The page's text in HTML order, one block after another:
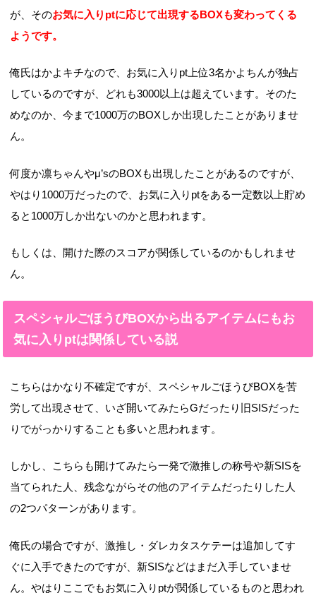
が、そのお気に入りptに応じて出現するBOXも変わってくる
ようです。
俺氏はかよキチなので、お気に入りpt上位3名かよちんが独占
しているのですが、どれも3000以上は超えています。そのた
めなのか、今まで1000万のBOXしか出現したことがありませ
ん。
何度か凛ちゃんやμ’sのBOXも出現したことがあるのですが、
やはり1000万だったので、お気に入りptをある一定数以上貯め
ると1000万しか出ないのかと思われます。
もしくは、開けた際のスコアが関係しているのかもしれませ
ん。
スペシャルごほうびBOXから出るアイテムにもお
気に入りptは関係している説
こちらはかなり不確定ですが、スペシャルごほうびBOXを苦
労して出現させて、いざ開いてみたらGだったり旧SISだった
りでがっかりすることも多いと思われます。
しかし、こちらも開けてみたら一発で激推しの称号や新SISを
当てられた人、残念ながらその他のアイテムだったりした人
の2つパターンがあります。
俺氏の場合ですが、激推し・ダレカタスケテーは追加してす
ぐに入手できたのですが、新SISなどはまだ入手していませ
ん。やはりここでもお気に入りptが関係しているものと思われ